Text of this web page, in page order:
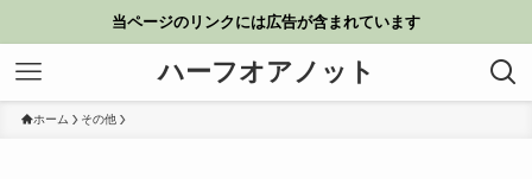
当ページのリンクには広告が含まれています
ハーフオアノット
ホーム その他